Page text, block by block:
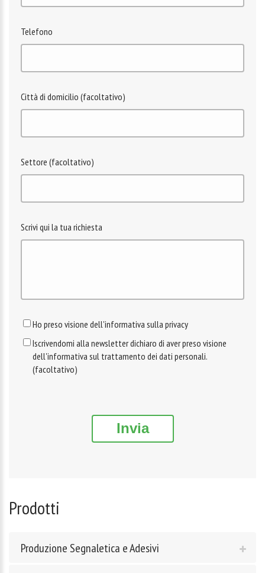
Telefono
Città di domicilio (facoltativo)
Settore (facoltativo)
Scrivi qui la tua richiesta
Ho preso visione dell'informativa sulla privacy
Iscrivendomi alla newsletter dichiaro di aver preso visione
dell'informativa sul trattamento dei dati personali.
(facoltativo)
Invia
Prodotti
Produzione Segnaletica e Adesivi